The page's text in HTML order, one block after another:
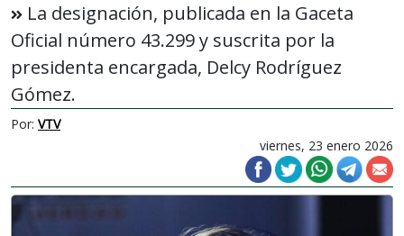
La designación, publicada en la Gaceta
Oficial número 43.299 y suscrita por la
presidenta encargada, Delcy Rodríguez
Gómez.
Por: VTV
viernes, 23 enero 2026